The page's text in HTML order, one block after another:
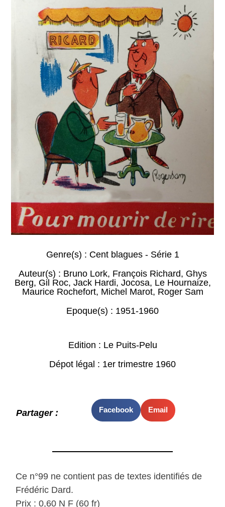
Genre(s) : Cent blagues - Série 1
Auteur(s) : Bruno Lork, François Richard, Ghys
Berg, Gil Roc, Jack Hardi, Jocosa, Le Hournaize,
Maurice Rochefort, Michel Marot, Roger Sam
Epoque(s) : 1951-1960
Edition : Le Puits-Pelu
Dépot légal : 1er trimestre 1960
Partager : Facebook Email
Ce n°99 ne contient pas de textes identifiés de
Frédéric Dard.
Prix : 0,60 N F (60 fr)